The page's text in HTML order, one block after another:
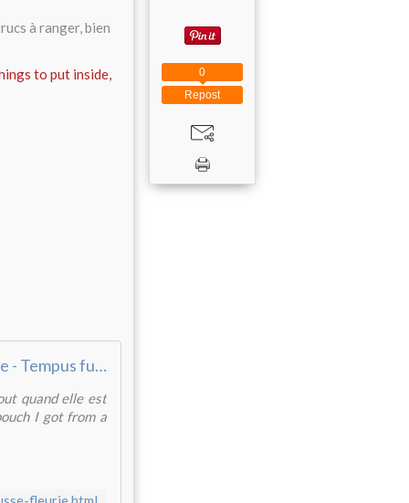
à ranger, bien
to put inside,
Petite trousse fleurie - Tempus fugit
quand elle est
I got from a
Repost
0